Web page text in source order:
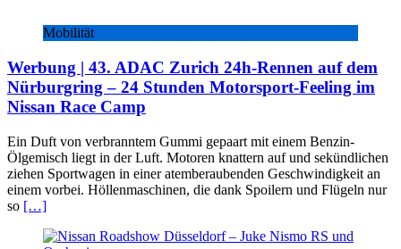
Mobilität
Werbung | 43. ADAC Zurich 24h-Rennen auf dem
Nürburgring – 24 Stunden Motorsport-Feeling im
Nissan Race Camp
Ein Duft von verbranntem Gummi gepaart mit einem Benzin-
Ölgemisch liegt in der Luft. Motoren knattern auf und sekündlichen
ziehen Sportwagen in einer atemberaubenden Geschwindigkeit an
einem vorbei. Höllenmaschinen, die dank Spoilern und Flügeln nur
so […]